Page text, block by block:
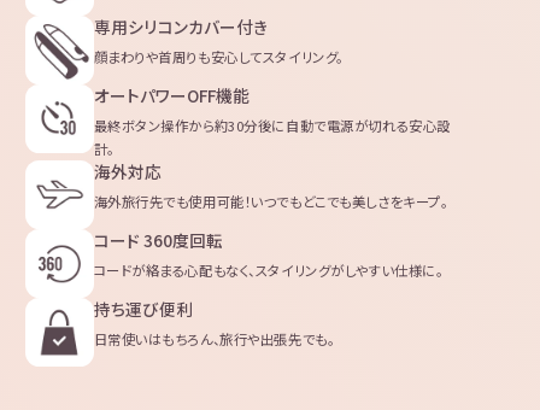
専用シリコンカバー付き
顔まわりや首周りも安心してスタイリング。
オートパワーOFF機能
最終ボタン操作から約30分後に自動で電源が切れる安心設
計。
海外対応
海外旅行先でも使用可能！いつでもどこでも美しさをキープ。
コード 360度回転
コードが絡まる心配もなく、スタイリングがしやすい仕様に。
持ち運び便利
日常使いはもちろん、旅行や出張先でも。